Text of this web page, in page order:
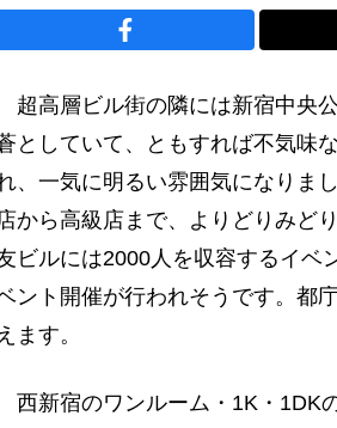
超高層ビル街の隣には新宿中央
としていて、ともすれば不気味
、一気に明るい雰囲気になりま
から高級店まで、よりどりみど
ビルには2000人を収容するイベ
ント開催が行われそうです。都
えます。
西新宿のワンルーム・1K・1DK